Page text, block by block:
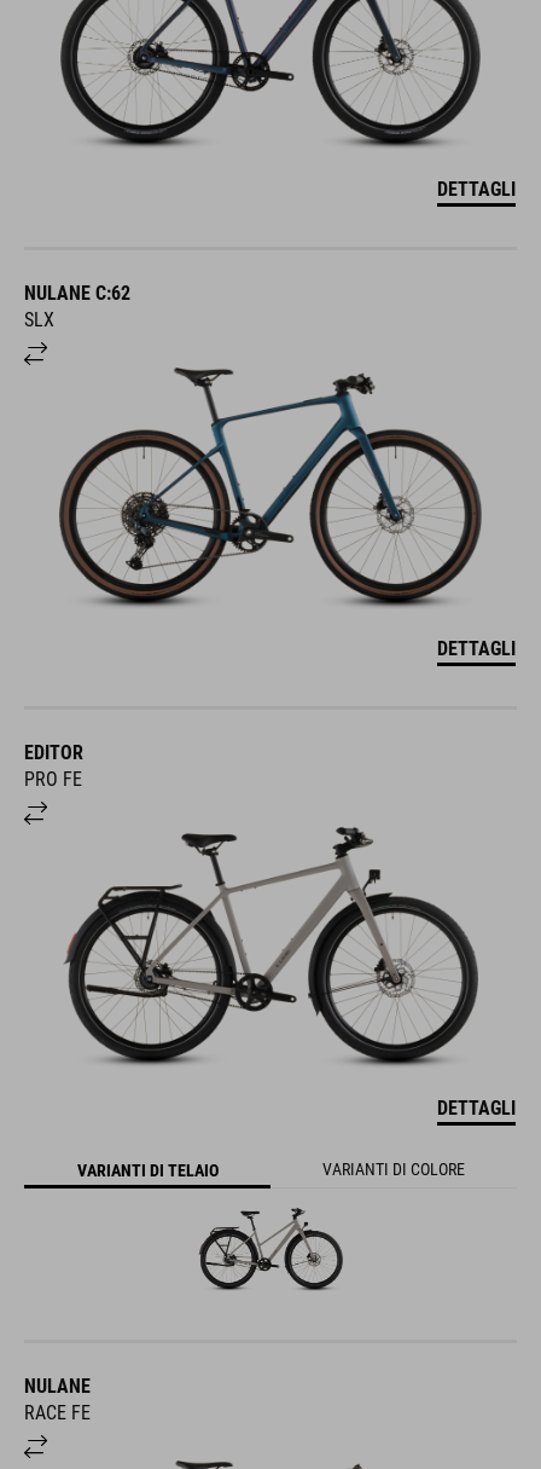
DETTAGLI
NULANE C:62
SLX
DETTAGLI
EDITOR
PRO FE
DETTAGLI
VARIANTI DI TELAIO VARIANTI DI COLORE
NULANE
RACE FE